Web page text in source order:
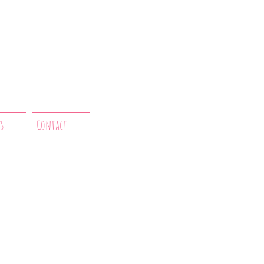
Contact